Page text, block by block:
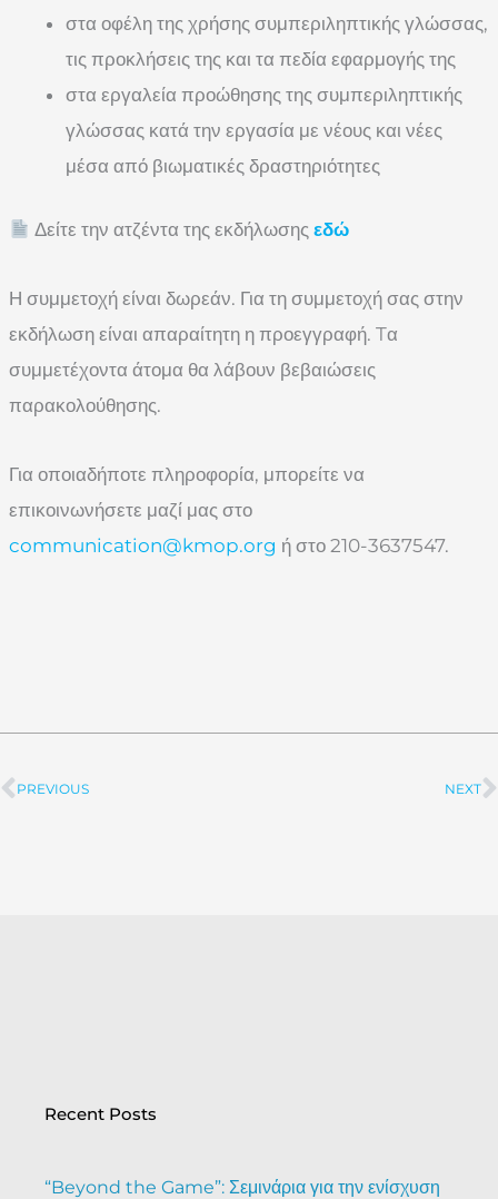
στα οφέλη της χρήσης συμπεριληπτικής γλώσσας,
τις προκλήσεις της και τα πεδία εφαρμογής της
στα εργαλεία προώθησης της συμπεριληπτικής
γλώσσας κατά την εργασία με νέους και νέες
μέσα από βιωματικές δραστηριότητες
Δείτε την ατζέντα της εκδήλωσηςεδώ
Η συμμετοχή είναι δωρεάν. Για τη συμμετοχή σας στην
εκδήλωση είναι απαραίτητη η προεγγραφή. Tα
συμμετέχοντα άτομα θα λάβουν βεβαιώσεις
παρακολούθησης.
Για οποιαδήποτε πληροφορία, μπορείτε να
επικοινωνήσετε μαζί μας στο
communication@kmop.org ή στο 210-3637547.
Prev
PREVIOUS NEXT
Recent Posts
“Beyond the Game”: Σεμινάρια για την ενίσχυση